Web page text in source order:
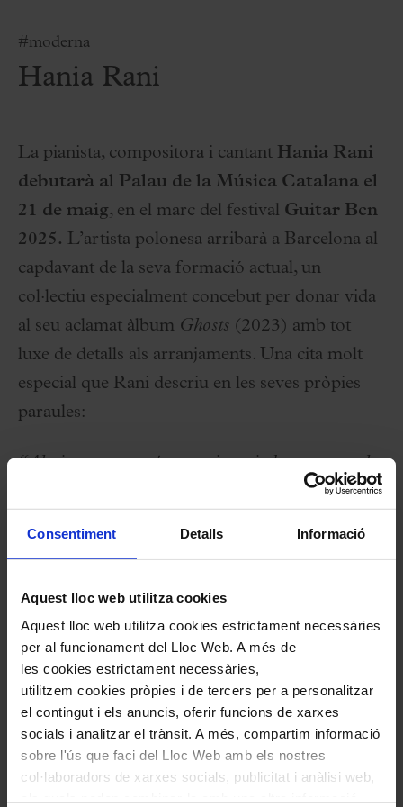
Consentiment Detalls Informació
Aquest lloc web utilitza cookies
Aquest lloc web utilitza cookies estrictament necessàries
per al funcionament del Lloc Web. A més de
les cookies estrictament necessàries,
utilitzem cookies pròpies i de tercers per a personalitzar
el contingut i els anuncis, oferir funcions de xarxes
socials i analitzar el trànsit. A més, compartim informació
sobre l'ús que faci del Lloc Web amb els nostres
col·laboradors de xarxes socials, publicitat i anàlisi web,
#moderna
Hania Rani
La pianista, compositora i cantant Hania Rani
debutarà al Palau de la Música Catalana el
21 de maig, en el marc del festival Guitar Bcn
2025. L’artista polonesa arribarà a Barcelona al
capdavant de la seva formació actual, un
col·lectiu especialment concebut per donar vida
al seu aclamat àlbum Ghosts (2023) amb tot
luxe de detalls als arranjaments. Una cita molt
especial que Rani descriu en les seves pròpies
paraules:
“Al viure en un món atomitzat i observar com la
nostra capacitat d’atenció es redueix al mínim,
gran i un temps estès”.
“Aquesta giraEnsemble és un intent de complir
una idea que ha estat al meu cap durant molt de
temps: tocar en viu l’àlbum completGhostsamb
una banda especialment ampliada, en alguns dels
meus llocs favorits a Europa”.